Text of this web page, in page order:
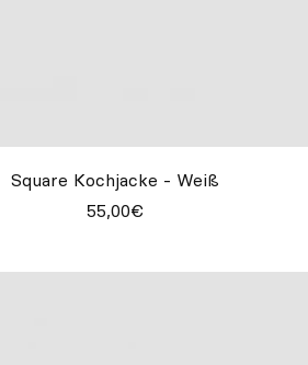
Square Kochjacke - Weiß
55,00€